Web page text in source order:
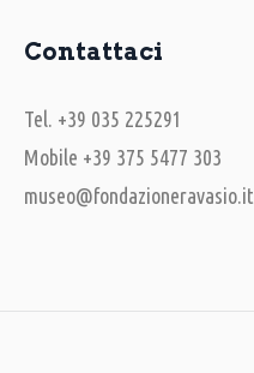
Contattaci
Tel. +39 035 225291
Mobile +39 375 5477 303
museo@fondazioneravasio.it